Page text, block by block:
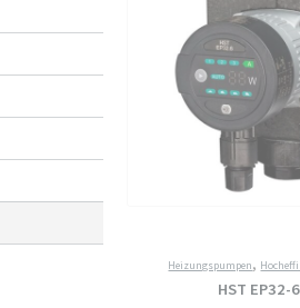
Heizungspumpen,
HST EP32-